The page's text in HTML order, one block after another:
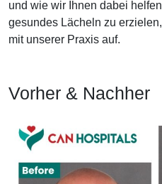
und wie wir Ihnen dabei
gesundes Lächeln zu
mit unserer Praxis auf.
Vorher & Nachher